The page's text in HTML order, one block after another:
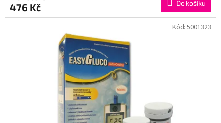
476 Kč Do košíku
Kód: 5001323